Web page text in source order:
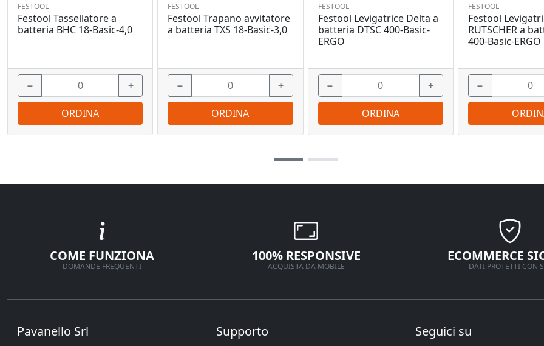
FESTOOL
Festool Tassellatore a
batteria BHC 18-Basic-4,0
− +
ORDINA
FESTOOL
Festool Trapano avvitatore
a batteria TXS 18-Basic-3,0
− +
ORDINA
FESTOOL
Festool Levigatrice Delta a
batteria DTSC 400-Basic-
ERGO
− +
ORDINA
FESTOOL
Festool
RUTSCHER a
400-Basic-ERGO
−
COME FUNZIONA
DOMANDE FREQUENTI
100% RESPONSIVE
ACQUISTA DA MOBILE
ECOMMERCE
DATI PROTETTI CON
Pavanello Srl Supporto Seguici su